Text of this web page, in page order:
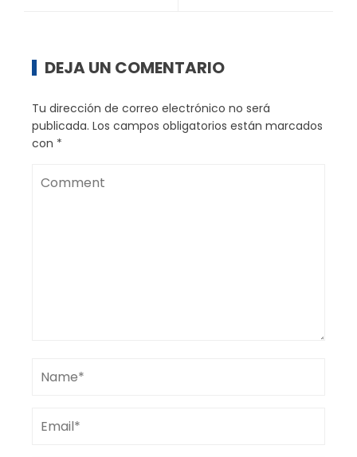
DEJA UN COMENTARIO
Tu dirección de correo electrónico no será
publicada. Los campos obligatorios están marcados
con *